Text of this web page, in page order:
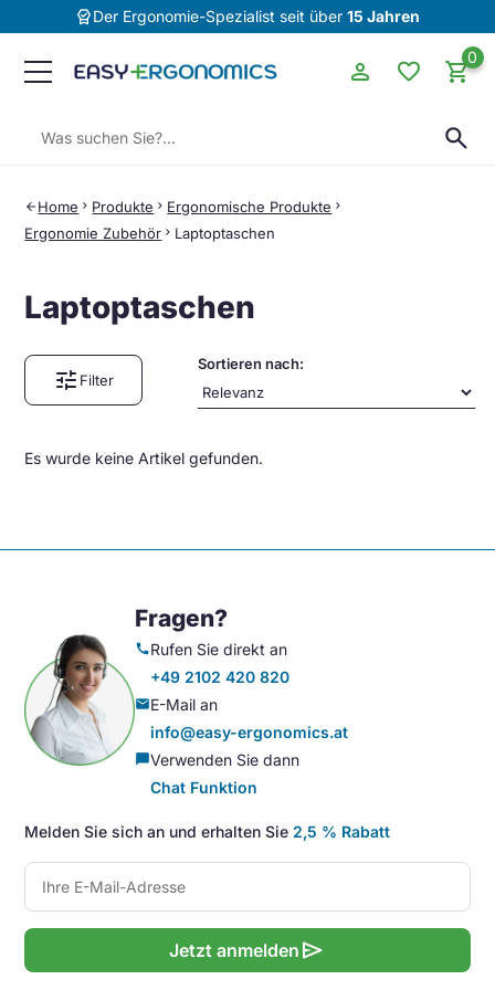
editor_choiceDer Ergonomie-Spezialist seit über 15 Jahren
search
person favorite 0
shopping_cart
arrow_back Home chevron_right Produkte chevron_right Ergonomische Produkte chevron_right
Ergonomie Zubehör chevron_right Laptoptaschen
Laptoptaschen
tune Filter
Sortieren nach:
Es wurde keine Artikel gefunden.
Fragen?
callRufen Sie direkt an
+49 2102 420 820
mailE-Mail an
info@easy-ergonomics.at
chat_bubbleVerwenden Sie dann
Chat Funktion
Melden Sie sich an und erhalten Sie 2,5 % Rabatt
Jetzt anmelden send